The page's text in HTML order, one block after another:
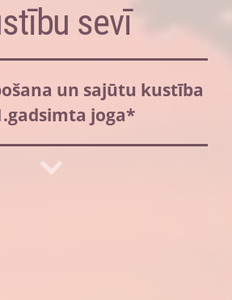
sevī
un sajūtu kustība
joga*